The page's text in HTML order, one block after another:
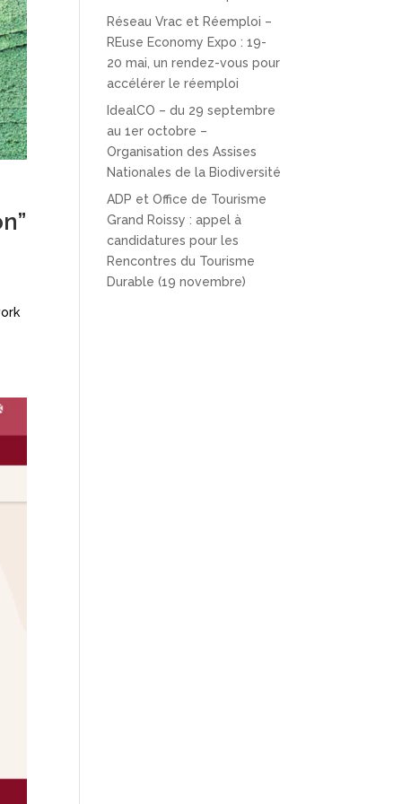
Réseau Vrac et Réemploi –
REuse Economy Expo : 19-
20 mai, un rendez-vous pour
accélérer le réemploi
IdealCO – du 29 septembre
au 1er octobre –
Organisation des Assises
Nationales de la Biodiversité
ADP et Office de Tourisme
Grand Roissy : appel à
candidatures pour les
Rencontres du Tourisme
Durable (19 novembre)